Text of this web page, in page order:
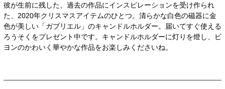
彼が生前に残した、過去の作品にインスピレーションを受け作られ
た、2020年クリスマスアイテムのひとつ。清らかな白色の磁器に金
色が美しい「ガブリエル」のキャンドルホルダー。届いてすぐ使える
ろうそくをプレゼント中です。キャンドルホルダーに灯りを燈し、ビ
ヨンのかわいく華やかな作品をお楽しみくださいね。